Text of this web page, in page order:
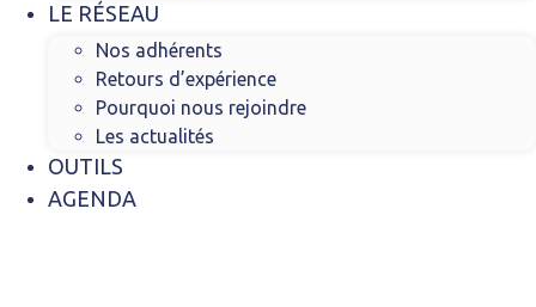
LE RÉSEAU
Nos adhérents
Retours d’expérience
Pourquoi nous rejoindre
Les actualités
OUTILS
AGENDA